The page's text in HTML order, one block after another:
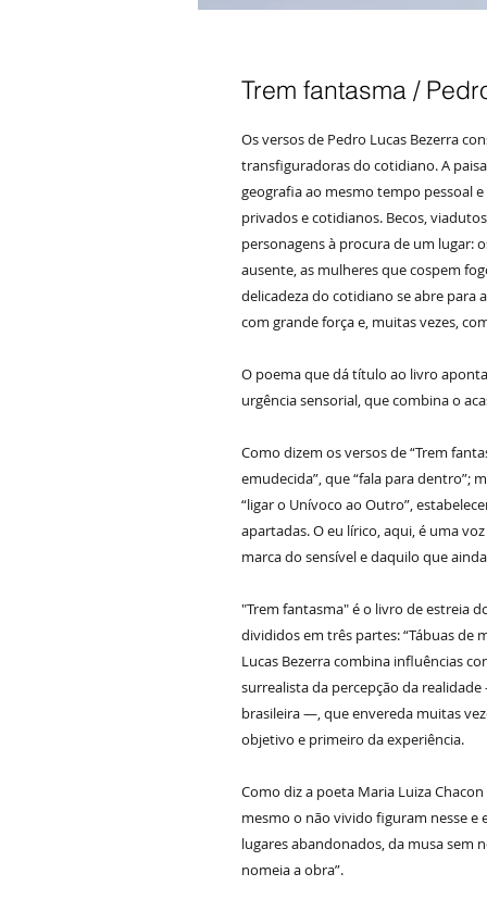
Trem fantasma /
Os versos de Pedro Lucas Bezerra
transfiguradoras do cotidiano. A
geografia ao mesmo tempo pessoal
privados e cotidianos. Becos,
personagens à procura de um lugar:
ausente, as mulheres que cospem
delicadeza do cotidiano se abre
com grande força e, muitas vezes,
O poema que dá título ao livro
urgência sensorial, que combina o
Como dizem os versos de “Trem
emudecida”, que “fala para dentro”;
“ligar o Unívoco ao Outro”,
apartadas. O eu lírico, aqui, é uma
marca do sensível e daquilo que
"Trem fantasma" é o livro de estreia
divididos em três partes: “Tábuas de
Lucas Bezerra combina influências
surrealista da percepção da
brasileira —, que envereda muitas
objetivo e primeiro da experiência.
Como diz a poeta Maria Luiza
mesmo o não vivido figuram nesse
lugares abandonados, da musa sem
nomeia a obra”.